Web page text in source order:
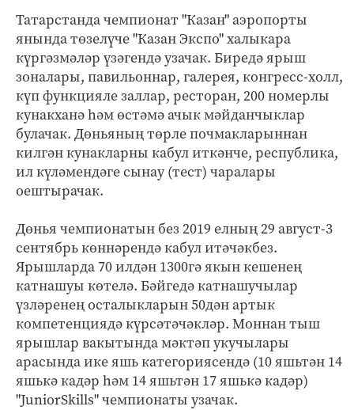
Татарстанда чемпионат "Казан" аэропорты
янында төзелүче "Казан Экспо" халыкара
күргәзмәләр үзәгендә узачак. Биредә ярыш
зоналары, павильоннар, галерея, конгресс-холл,
күп функцияле заллар, ресторан, 200 номерлы
кунакханә һәм өстәмә ачык мәйданчыклар
булачак. Дөньяның төрле почмакларыннан
килгән кунакларны кабул иткәнче, республика,
ил күләмендәге сынау (тест) чаралары
оештырачак.
Дөнья чемпионатын без 2019 елның 29 август-3
сентябрь көннәрендә кабул итәчәкбез.
Ярышларда 70 илдән 1300гә якын кешенең
катнашуы көтелә. Бәйгедә катнашучылар
үзләренең осталыкларын 50дән артык
компетенциядә күрсәтәчәкләр. Моннан тыш
ярышлар вакытында мәктәп укучылары
арасында ике яшь категориясендә (10 яшьтән 14
яшькә кадәр һәм 14 яшьтән 17 яшькә кадәр)
"JuniorSkills" чемпионаты узачак.